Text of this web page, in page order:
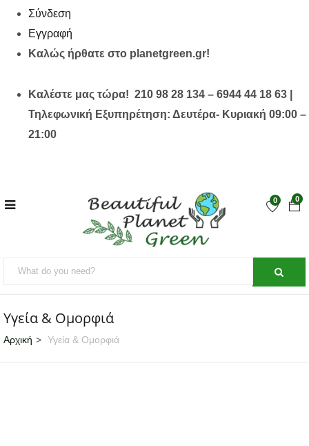
Σύνδεση
Εγγραφή
Καλώς ήρθατε στο planetgreen.gr!
Καλέστε μας τώρα! 210 98 28 134 – 6944 44 18 63 |
Τηλεφωνική Εξυπηρέτηση: Δευτέρα- Κυριακή 09:00 –
21:00
0
0
Υγεία & Ομορφιά
Αρχική Υγεία & Ομορφιά